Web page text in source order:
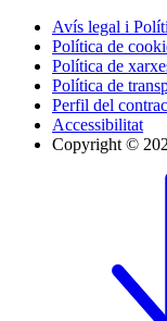
Avís legal i
Política de
Política de
Política de
Perfil del
Accessibilitat
Copyright ©